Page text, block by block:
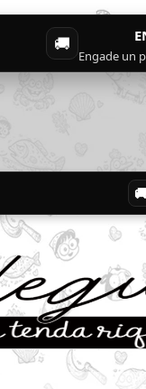
🚚
Engade un